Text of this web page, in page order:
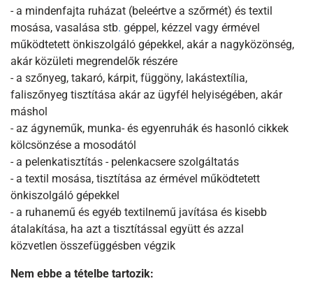
- a mindenfajta ruházat (beleértve a szőrmét) és textil
mosása, vasalása stb. géppel, kézzel vagy érmével
működtetett önkiszolgáló gépekkel, akár a nagyközönség,
akár közületi megrendelők részére
- a szőnyeg, takaró, kárpit, függöny, lakástextília,
faliszőnyeg tisztítása akár az ügyfél helyiségében, akár
máshol
- az ágyneműk, munka- és egyenruhák és hasonló cikkek
kölcsönzése a mosodától
- a pelenkatisztítás - pelenkacsere szolgáltatás
- a textil mosása, tisztítása az érmével működtetett
önkiszolgáló gépekkel
- a ruhanemű és egyéb textilnemű javítása és kisebb
átalakítása, ha azt a tisztítással együtt és azzal
közvetlen összefüggésben végzik
Nem ebbe a tételbe tartozik: